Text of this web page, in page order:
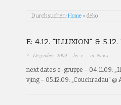
Durchsuchen:Home » deko
E: 4.12. "ILLUXION" & 5.12.
3. Dezember 2009 · by e · in News
next dates e-gruppe – 04.11.09:
vjing – 05.12.09: „Couchradau“